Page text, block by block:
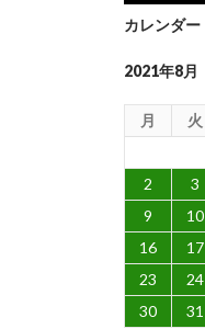
カレンダー
2021年8月
月 火
2
3
9
10
16
17
23
24
30
31